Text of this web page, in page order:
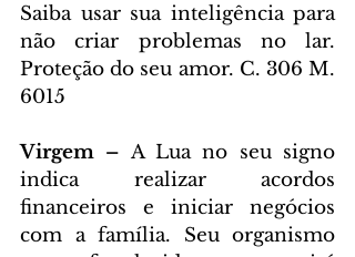
Saiba usar sua inteligência para
não criar problemas no lar.
Proteção do seu amor. C. 306 M.
6015
Virgem – A Lua no seu signo
indica realizar acordos
financeiros e iniciar negócios
com a família. Seu organismo